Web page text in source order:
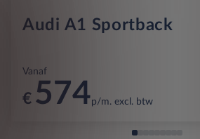
Audi A1 Sportback
Vanaf
€ 574p/m. excl. btw